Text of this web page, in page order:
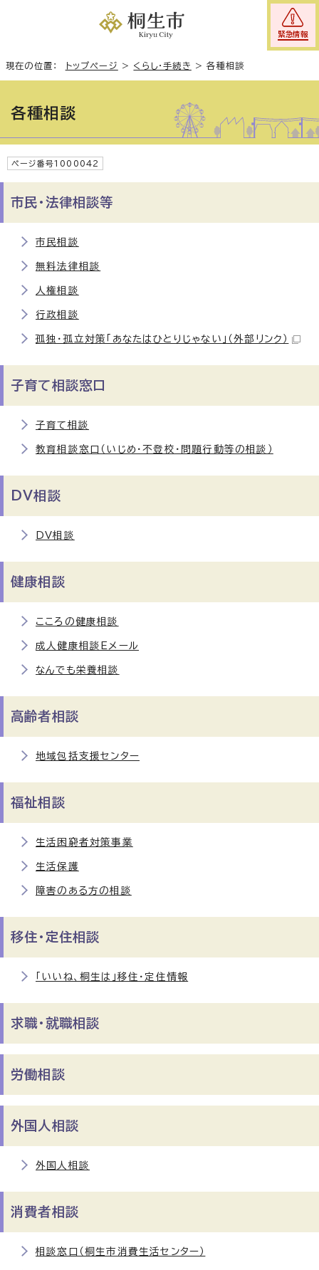
緊急情報
現在の位置： トップページ > くらし・手続き >各種相談
各種相談
ページ番号1000042
市民・法律相談等
市民相談
無料法律相談
人権相談
行政相談
孤独・孤立対策「あなたはひとりじゃない」 （外部リンク）
子育て相談窓口
子育て相談
教育相談窓口（いじめ・不登校・問題行動等の相談）
DV相談
DV相談
健康相談
こころの健康相談
成人健康相談Eメール
なんでも栄養相談
高齢者相談
地域包括支援センター
福祉相談
生活困窮者対策事業
生活保護
障害のある方の相談
移住・定住相談
「いいね、桐生は」移住・定住情報
求職・就職相談
労働相談
外国人相談
外国人相談
消費者相談
相談窓口（桐生市消費生活センター）